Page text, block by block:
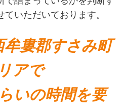
いただいております。
牟婁郡すさみ町
アで
いの時間を要